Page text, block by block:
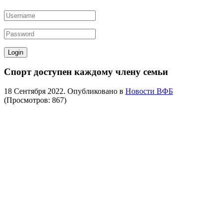
Спорт доступен каждому члену семьи
18 Сентября 2022. Опубликовано в Новости ВФБ
(Просмотров: 867)